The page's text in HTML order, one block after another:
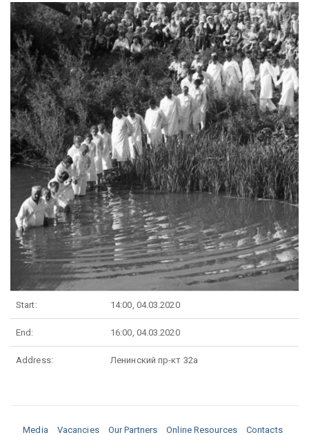
Start: 14:00, 04.03.2020
End: 16:00, 04.03.2020
Address: Ленинский пр-кт 32а
Media Vacancies Our Partners Online Resources Contacts